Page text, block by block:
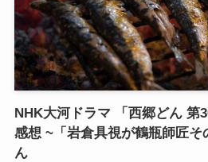
NHK大河ドラマ 「西郷どん 第
感想 ~「岩倉具視が鶴瓶師匠そ
ん